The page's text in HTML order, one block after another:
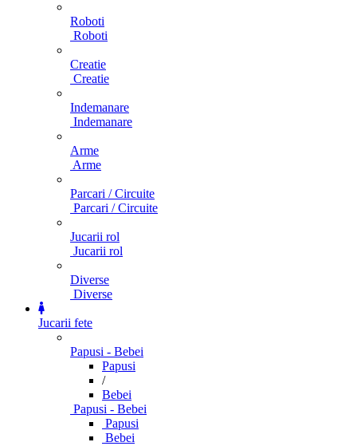
Roboti
Roboti
Creatie
Creatie
Indemanare
Indemanare
Arme
Arme
Parcari / Circuite
Parcari / Circuite
Jucarii rol
Jucarii rol
Diverse
Diverse
Jucarii fete
Papusi - Bebei
Papusi
/
Bebei
Papusi - Bebei
Papusi
Bebei